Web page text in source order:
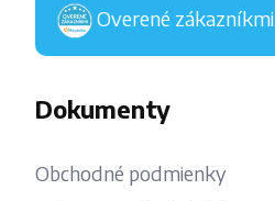
Overené zákazníkmi
Dokumenty
Obchodné podmienky